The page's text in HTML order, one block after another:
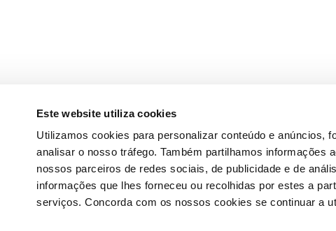
Este website utiliza cookies
Utilizamos cookies para personalizar conteúdo e anúncios,
analisar o nosso tráfego. Também partilhamos informações
nossos parceiros de redes sociais, de publicidade e de
informações que lhes forneceu ou recolhidas por estes a
serviços. Concorda com os nossos cookies se continuar a